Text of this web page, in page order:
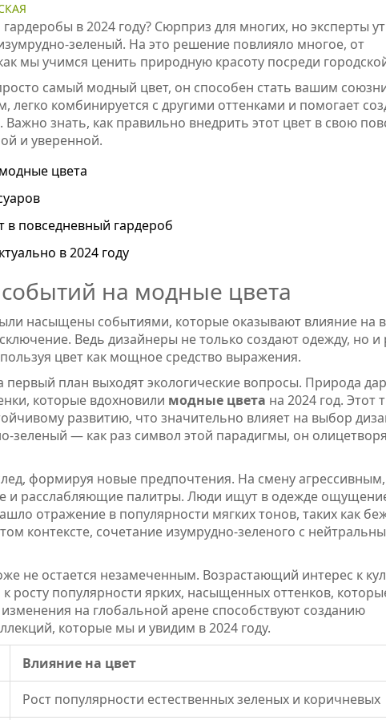
в 2024 году? Сюрприз для многих, но эксперты
зеленый. На это решение повлияло многое, от
мы учимся ценить природную красоту посреди
самый модный цвет, он способен стать вашим
легко комбинируется с другими оттенками и помогает
знать, как правильно внедрить этот цвет в свою
и уверенной.
цвета
в повседневный гардероб
в 2024 году
на модные цвета
насыщены событиями, которые оказывают влияние на
Ведь дизайнеры не только создают одежду, но и
цвет как мощное средство выражения.
первый план выходят экологические вопросы. Природа
которые вдохновили модные цвета на 2024 год. Этот
развитию, что значительно влияет на выбор
зеленый — как раз символ этой парадигмы, он
формируя новые предпочтения. На смену
и расслабляющие палитры. Люди ищут в одежде
отражение в популярности мягких тонов, таких как
контексте, сочетание изумрудно-зеленого с
не остается незамеченным. Возрастающий интерес к
росту популярности ярких, насыщенных оттенков,
на глобальной арене способствуют созданию
которые мы и увидим в 2024 году.
Влияние на цвет
Рост популярности естественных зеленых и коричневых